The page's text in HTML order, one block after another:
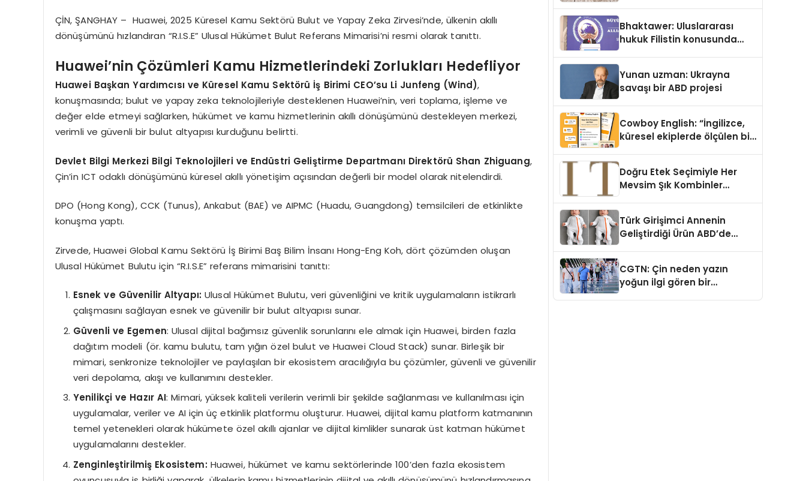
ÇİN, ŞANGHAY – Huawei, 2025 Küresel Kamu Sektörü Bulut ve Yapay Zeka Zirvesi’nde, ülkenin akıllı
dönüşümünü hızlandıran “R.I.S.E” Ulusal Hükümet Bulut Referans Mimarisi’ni resmi olarak tanıttı.
Huawei’nin Çözümleri Kamu Hizmetlerindeki Zorlukları Hedefliyor
Huawei Başkan Yardımcısı ve Küresel Kamu Sektörü İş Birimi CEO’su Li Junfeng (Wind),
konuşmasında; bulut ve yapay zeka teknolojileriyle desteklenen Huawei’nin, veri toplama, işleme ve
değer elde etmeyi sağlarken, hükümet ve kamu hizmetlerinin akıllı dönüşümünü destekleyen merkezi,
verimli ve güvenli bir bulut altyapısı kurduğunu belirtti.
Devlet Bilgi Merkezi Bilgi Teknolojileri ve Endüstri Geliştirme Departmanı Direktörü Shan Zhiguang,
Çin’in ICT odaklı dönüşümünü küresel akıllı yönetişim açısından değerli bir model olarak nitelendirdi.
DPO (Hong Kong), CCK (Tunus), Ankabut (BAE) ve AIPMC (Huadu, Guangdong) temsilcileri de etkinlikte
konuşma yaptı.
Zirvede, Huawei Global Kamu Sektörü İş Birimi Baş Bilim İnsanı Hong-Eng Koh, dört çözümden oluşan
Ulusal Hükümet Bulutu için “R.I.S.E” referans mimarisini tanıttı:
Esnek ve Güvenilir Altyapı: Ulusal Hükümet Bulutu, veri güvenliğini ve kritik uygulamaların istikrarlı
çalışmasını sağlayan esnek ve güvenilir bir bulut altyapısı sunar.
Güvenli ve Egemen: Ulusal dijital bağımsız güvenlik sorunlarını ele almak için Huawei, birden fazla
dağıtım modeli (ör. kamu bulutu, tam yığın özel bulut ve Huawei Cloud Stack) sunar. Birleşik bir
mimari, senkronize teknolojiler ve paylaşılan bir ekosistem aracılığıyla bu çözümler, güvenli ve güvenilir
veri depolama, akışı ve kullanımını destekler.
Yenilikçi ve Hazır AI: Mimari, yüksek kaliteli verilerin verimli bir şekilde sağlanması ve kullanılması için
uygulamalar, veriler ve AI için üç etkinlik platformu oluşturur. Huawei, dijital kamu platform katmanının
temel yetenekleri olarak hükümete özel akıllı ajanlar ve dijital kimlikler sunarak üst katman hükümet
uygulamalarını destekler.
Zenginleştirilmiş Ekosistem: Huawei, hükümet ve kamu sektörlerinde 100’den fazla ekosistem
Sindirildiğini Ortaya Koydu
Bhaktawer: Uluslararası
hukuk Filistin konusunda
Yunan uzman: Ukrayna
savaşı bir ABD projesi
Cowboy English: “İngilizce,
küresel ekiplerde ölçülen bir
Doğru Etek Seçimiyle Her
Mevsim Şık Kombinler
Türk Girişimci Annenin
Geliştirdiği Ürün ABD’de
Açısı Getiriyor.
CGTN: Çin neden yazın
yoğun ilgi gören bir